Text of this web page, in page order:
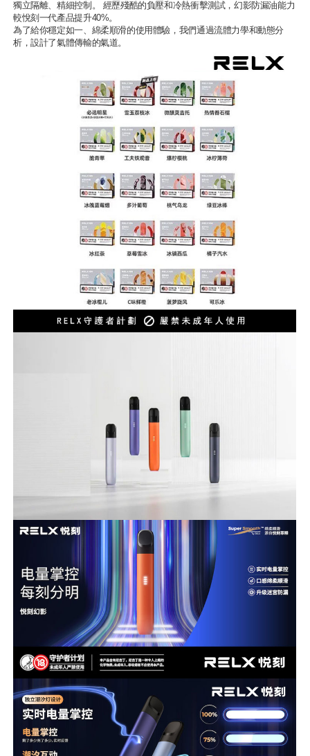
獨立隔離、精細控制。 經歷殘酷的負壓和冷熱衝擊測試，幻影防漏油能力
較悅刻一代產品提升40%。
為了給你穩定如一、綿柔順滑的使用體驗，我們通過流體力學和動態分
析，設計了氣體傳輸的氣道。